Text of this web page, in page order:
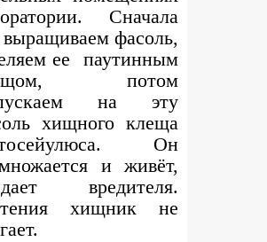
Сначала
фасоль,
ее паутинным
потом
на эту
хищного клеща
Он
и живёт,
вредителя.
хищник не